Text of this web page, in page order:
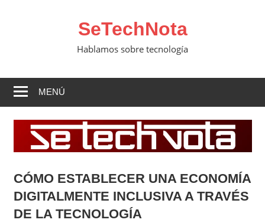
SeTechNota
Hablamos sobre tecnología
MENÚ
CÓMO ESTABLECER UNA ECONOMÍA
DIGITALMENTE INCLUSIVA A TRAVÉS
DE LA TECNOLOGÍA